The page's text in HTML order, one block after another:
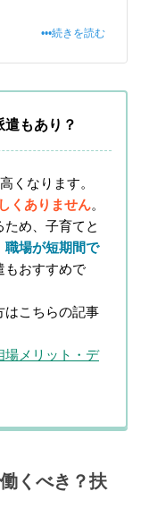
•••続きを読む
もあり？
くなります。
くありません。
め、子育てと
職場が短期間で
もおすすめで
はこちらの記事
場メリット・デ
くべき？扶